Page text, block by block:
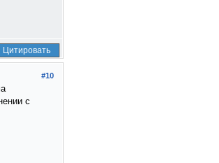
Цитировать
#10
с